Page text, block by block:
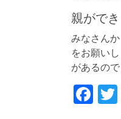
親がで
みなさん
をお願い
があるの
F